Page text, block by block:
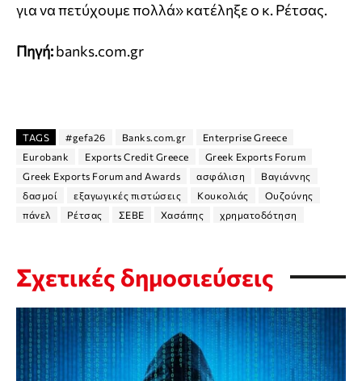
για να πετύχουμε πολλά» κατέληξε ο κ. Ρέτσας.
Πηγή:banks.com.gr
TAGS #gefa26 Banks.com.gr
Enterprise Greece
Eurobank
Exports Credit Greece
Greek Exports Forum
Greek Exports Forum and Awards
ασφάλιση
Βαγιάννης
δασμοί
εξαγωγικές πιστώσεις Κουκολιάς
Ουζούνης
πάνελ
Ρέτσας ΣΕΒΕ Χασάπης χρηματοδότηση
Σχετικές δημοσιεύσεις